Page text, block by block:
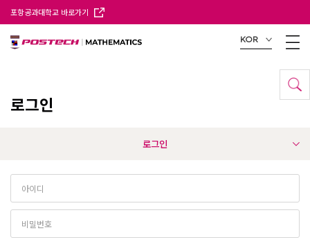
포항공과대학교 바로가기
KOR
로그인
로그인